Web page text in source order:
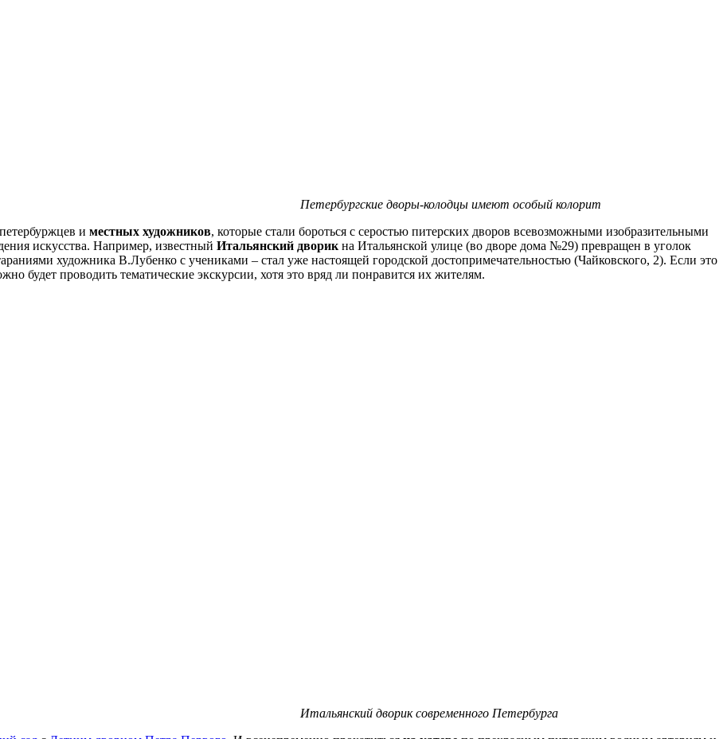
Петербургские дворы-колодцы имеют особый колорит
и местных художников, которые стали бороться с серостью питерских дворов всевозможными изобразительными
искусства. Например, известный Итальянский дворик на Итальянской улице (во дворе дома №29) превращен в уголок
художника В.Лубенко с учениками – стал уже настоящей городской достопримечательностью (Чайковского, 2). Если это
будет проводить тематические экскурсии, хотя это вряд ли понравится их жителям.
Итальянский дворик современного Петербурга